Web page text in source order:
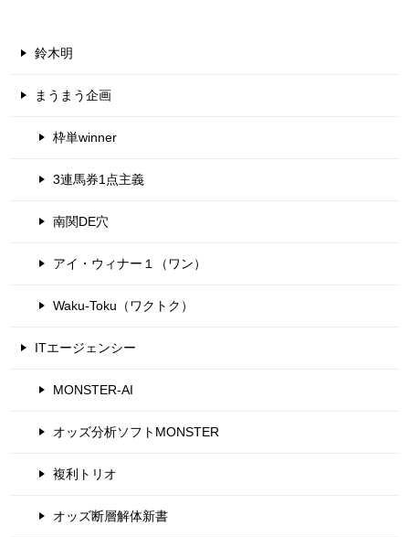
鈴木明
まうまう企画
枠単winner
3連馬券1点主義
南関DE穴
アイ・ウィナー１（ワン）
Waku-Toku（ワクトク）
ITエージェンシー
MONSTER-AI
オッズ分析ソフトMONSTER
複利トリオ
オッズ断層解体新書